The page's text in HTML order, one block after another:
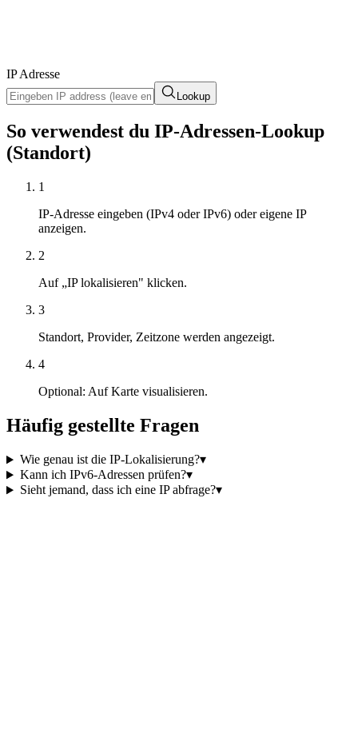
IP Adresse
Lookup
So verwendest du IP-Adressen-Lookup
(Standort)
1
IP-Adresse eingeben (IPv4 oder IPv6) oder eigene IP
anzeigen.
2
Auf „IP lokalisieren" klicken.
3
Standort, Provider, Zeitzone werden angezeigt.
4
Optional: Auf Karte visualisieren.
Häufig gestellte Fragen
Wie genau ist die IP-Lokalisierung?▾
Kann ich IPv6-Adressen prüfen?▾
Sieht jemand, dass ich eine IP abfrage?▾